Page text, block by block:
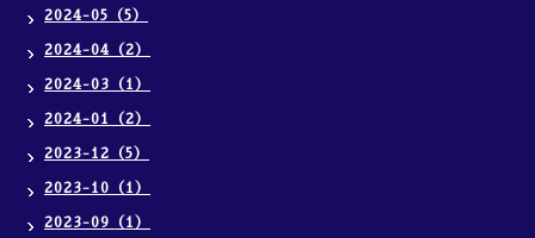
2024-05（5）
2024-04（2）
2024-03（1）
2024-01（2）
2023-12（5）
2023-10（1）
2023-09（1）